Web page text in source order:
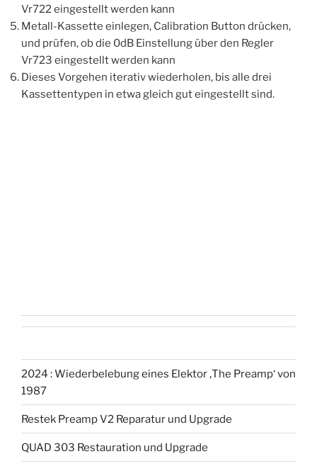
Vr722 eingestellt werden kann
Metall-Kassette einlegen, Calibration Button drücken,
und prüfen, ob die 0dB Einstellung über den Regler
Vr723 eingestellt werden kann
Dieses Vorgehen iterativ wiederholen, bis alle drei
Kassettentypen in etwa gleich gut eingestellt sind.
2024 : Wiederbelebung eines Elektor ‚The Preamp‘ von
1987
Restek Preamp V2 Reparatur und Upgrade
QUAD 303 Restauration und Upgrade